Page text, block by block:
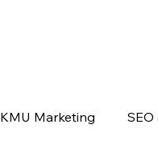
KMU Marketing